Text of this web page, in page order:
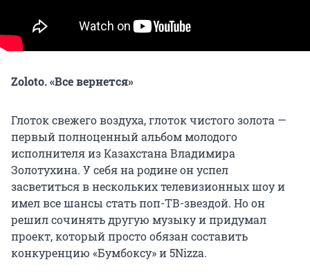
Zoloto. «Все вернется»
Глоток свежего воздуха, глоток чистого золота —
первый полноценный альбом молодого
исполнителя из Казахстана Владимира
Золотухина. У себя на родине он успел
засветиться в нескольких телевизионных шоу и
имел все шансы стать поп-ТВ-звездой. Но он
решил сочинять другую музыку и придумал
проект, который просто обязан составить
конкуренцию «Бумбоксу» и 5Nizza.